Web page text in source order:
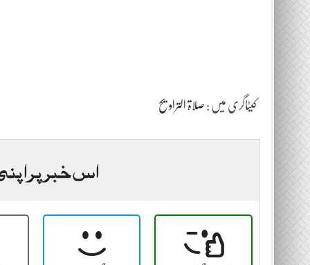
کیٹاگری میں : صلاۃ التراویح
اس خبر پر